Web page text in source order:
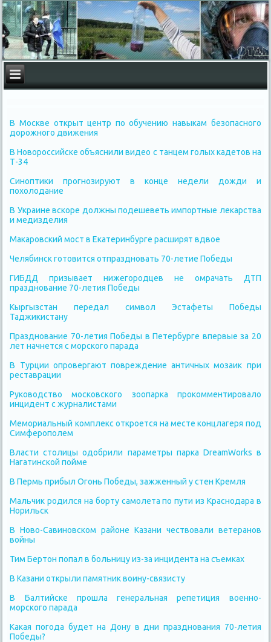
В Москве открыт центр по обучению навыкам безопасного
дорожного движения
В Новороссийске объяснили видео с танцем голых кадетов на
Т-34
Синоптики прогнозируют в конце недели дожди и
похолодание
В Украине вскоре должны подешеветь импортные лекарства
и медизделия
Макаровский мост в Екатеринбурге расширят вдвое
Челябинск готовится отпраздновать 70-летие Победы
ГИБДД призывает нижегородцев не омрачать ДТП
празднование 70-летия Победы
Кыргызстан передал символ Эстафеты Победы
Таджикистану
Празднование 70-летия Победы в Петербурге впервые за 20
лет начнется с морского парада
В Турции опровергают повреждение античных мозаик при
реставрации
Руководство московского зоопарка прокомментировало
инцидент с журналистами
Мемориальный комплекс откроется на месте концлагеря под
Симферополем
Власти столицы одобрили параметры парка DreamWorks в
Нагатинской пойме
В Пермь прибыл Огонь Победы, зажженный у стен Кремля
Мальчик родился на борту самолета по пути из Краснодара в
Норильск
В Ново-Савиновском районе Казани чествовали ветеранов
войны
Тим Бертон попал в больницу из-за инцидента на съемках
В Казани открыли памятник воину-связисту
В Балтийске прошла генеральная репетиция военно-
морского парада
Какая погода будет на Дону в дни празднования 70-летия
Победы?